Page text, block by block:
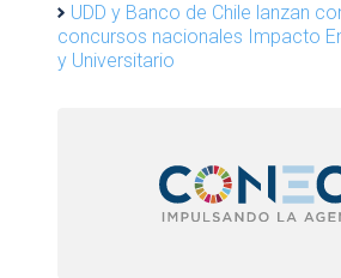
UDD y Banco de Chile lanzan
concursos nacionales Impacto
y Universitario